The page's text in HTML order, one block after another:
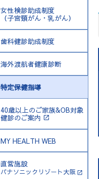
女性検診助成制度
（子宮頸がん・乳がん）
歯科健診助成制度
海外渡航者健康診断
特定保健指導
40歳以上のご家族&OB対象
健診のご案内
MY HEALTH WEB
直営施設
パナソニックリゾート大阪